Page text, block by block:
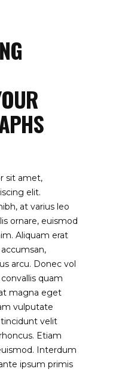
sit amet,
elit.
at varius leo
ornare, euismod
Aliquam erat
arcu. Donec vol
quam
magna eget
vulputate
velit
Etiam
Interdum
ipsum primis